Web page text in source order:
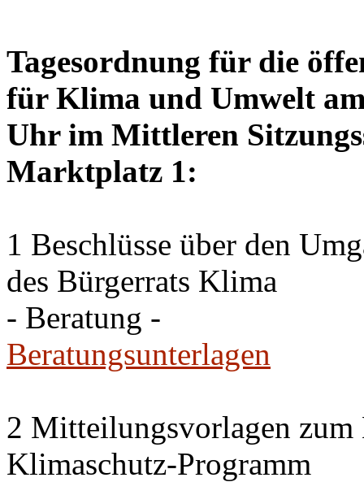
Tagesordnung für die
für Klima und Umwelt
Uhr im Mittleren
Marktplatz 1:
1 Beschlüsse über den
des Bürgerrats Klima
- Beratung -
Beratungsunterlagen
2 Mitteilungsvorlagen zum
Klimaschutz-Programm